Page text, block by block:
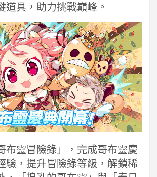
道具，助力挑戰巔峰。
布靈冒險錄」，完成哥布靈慶
驗，提升冒險錄等級，解鎖稀